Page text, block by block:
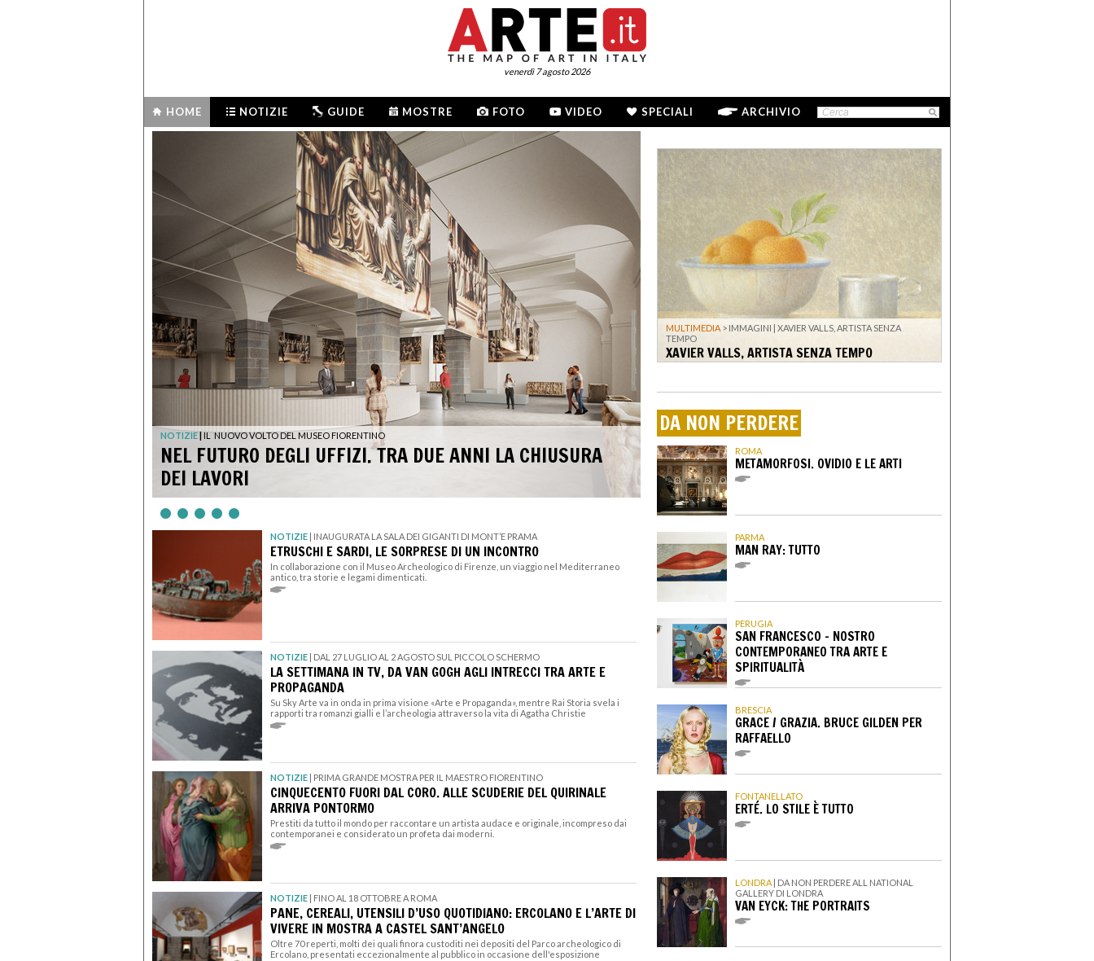
venerdì 7 agosto 2026
HOME NOTIZIE GUIDE MOSTRE FOTO VIDEO SPECIALI ARCHIVIO
MULTIMEDIA > IMMAGINI | XAVIER VALLS, ARTISTA SENZA
TEMPO
XAVIER VALLS, ARTISTA SENZA TEMPO
DA NON PERDERE
ROMA
METAMORFOSI. OVIDIO E LE ARTI
PARMA
MAN RAY: TUTTO
PERUGIA
SAN FRANCESCO - NOSTRO
CONTEMPORANEO TRA ARTE E
SPIRITUALITÀ
BRESCIA
GRACE / GRAZIA. BRUCE GILDEN PER
RAFFAELLO
FONTANELLATO
ERTÉ. LO STILE È TUTTO
LONDRA
DA NON PERDERE ALL NATIONAL
GALLERY DI LONDRA
VAN EYCK: THE PORTRAITS
NOTIZIE IL NUOVO VOLTO DEL MUSEO FIORENTINO
NEL FUTURO DEGLI UFFIZI. TRA DUE ANNI LA CHIUSURA
DEI LAVORI
NOTIZIE | INAUGURATA LA SALA DEI GIGANTI DI MONT’E PRAMA
ETRUSCHI E SARDI, LE SORPRESE DI UN INCONTRO
In collaborazione con il Museo Archeologico di Firenze, un viaggio nel Mediterraneo
antico, tra storie e legami dimenticati.
NOTIZIE | DAL 27 LUGLIO AL 2 AGOSTO SUL PICCOLO SCHERMO
LA SETTIMANA IN TV, DA VAN GOGH AGLI INTRECCI TRA ARTE E
PROPAGANDA
Su Sky Arte va in onda in prima visione «Arte e Propaganda», mentre Rai Storia svela i
rapporti tra romanzi gialli e l’archeologia attraverso la vita di Agatha Christie
NOTIZIE | PRIMA GRANDE MOSTRA PER IL MAESTRO FIORENTINO
CINQUECENTO FUORI DAL CORO. ALLE SCUDERIE DEL QUIRINALE
ARRIVA PONTORMO
Prestiti da tutto il mondo per raccontare un artista audace e originale, incompreso dai
contemporanei e considerato un profeta dai moderni.
NOTIZIE | FINO AL 18 OTTOBRE A ROMA
PANE, CEREALI, UTENSILI D’USO QUOTIDIANO: ERCOLANO E L’ARTE DI
VIVERE IN MOSTRA A CASTEL SANT’ANGELO
Oltre 70 reperti, molti dei quali finora custoditi nei depositi del Parco archeologico di
Ercolano, presentati eccezionalmente al pubblico in occasione dell'esposizione